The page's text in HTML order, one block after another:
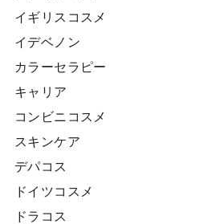
イギリスコスメ
イデベノン
カラーセラピー
キャリア
コンビニコスメ
スキンケア
デパコス
ドイツコスメ
ドラコス